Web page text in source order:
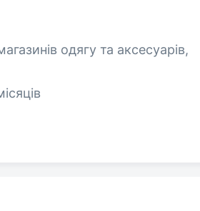
одягу та аксесуарів,